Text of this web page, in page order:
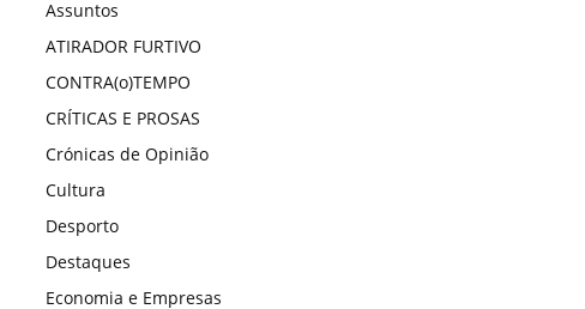
Assuntos
ATIRADOR FURTIVO
CONTRA(o)TEMPO
CRÍTICAS E PROSAS
Crónicas de Opinião
Cultura
Desporto
Destaques
Economia e Empresas